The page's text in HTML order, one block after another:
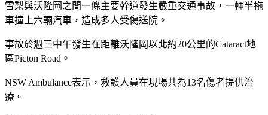
雪梨與沃隆岡之間一條主要幹道發生嚴重交通事故，一輛半拖
車撞上六輛汽車，造成多人受傷送院。
事故於週三中午發生在距離沃隆岡以北約20公里的Cataract地
區Picton Road。
NSW Ambulance表示，救護人員在現場共為13名傷者提供治
療。